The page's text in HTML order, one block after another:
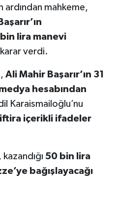
ardından mahkeme,
Başarır’ın
lira manevi
verdi.
Ali Mahir Başarır’ın 31
hesabından
Karaismailoğlu’nu
içerikli ifadeler
50 bin lira
bağışlayacağı